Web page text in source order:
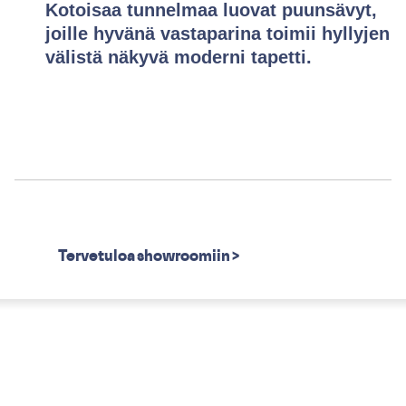
Kotoisaa tunnelmaa luovat puunsävyt,
joille hyvänä vastaparina toimii hyllyjen
välistä näkyvä moderni tapetti.
Tervetuloa showroomiin >